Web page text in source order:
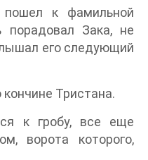
к фамильной
порадовал Зака, не
его следующий
Тристана.
к гробу, все еще
ворота которого,